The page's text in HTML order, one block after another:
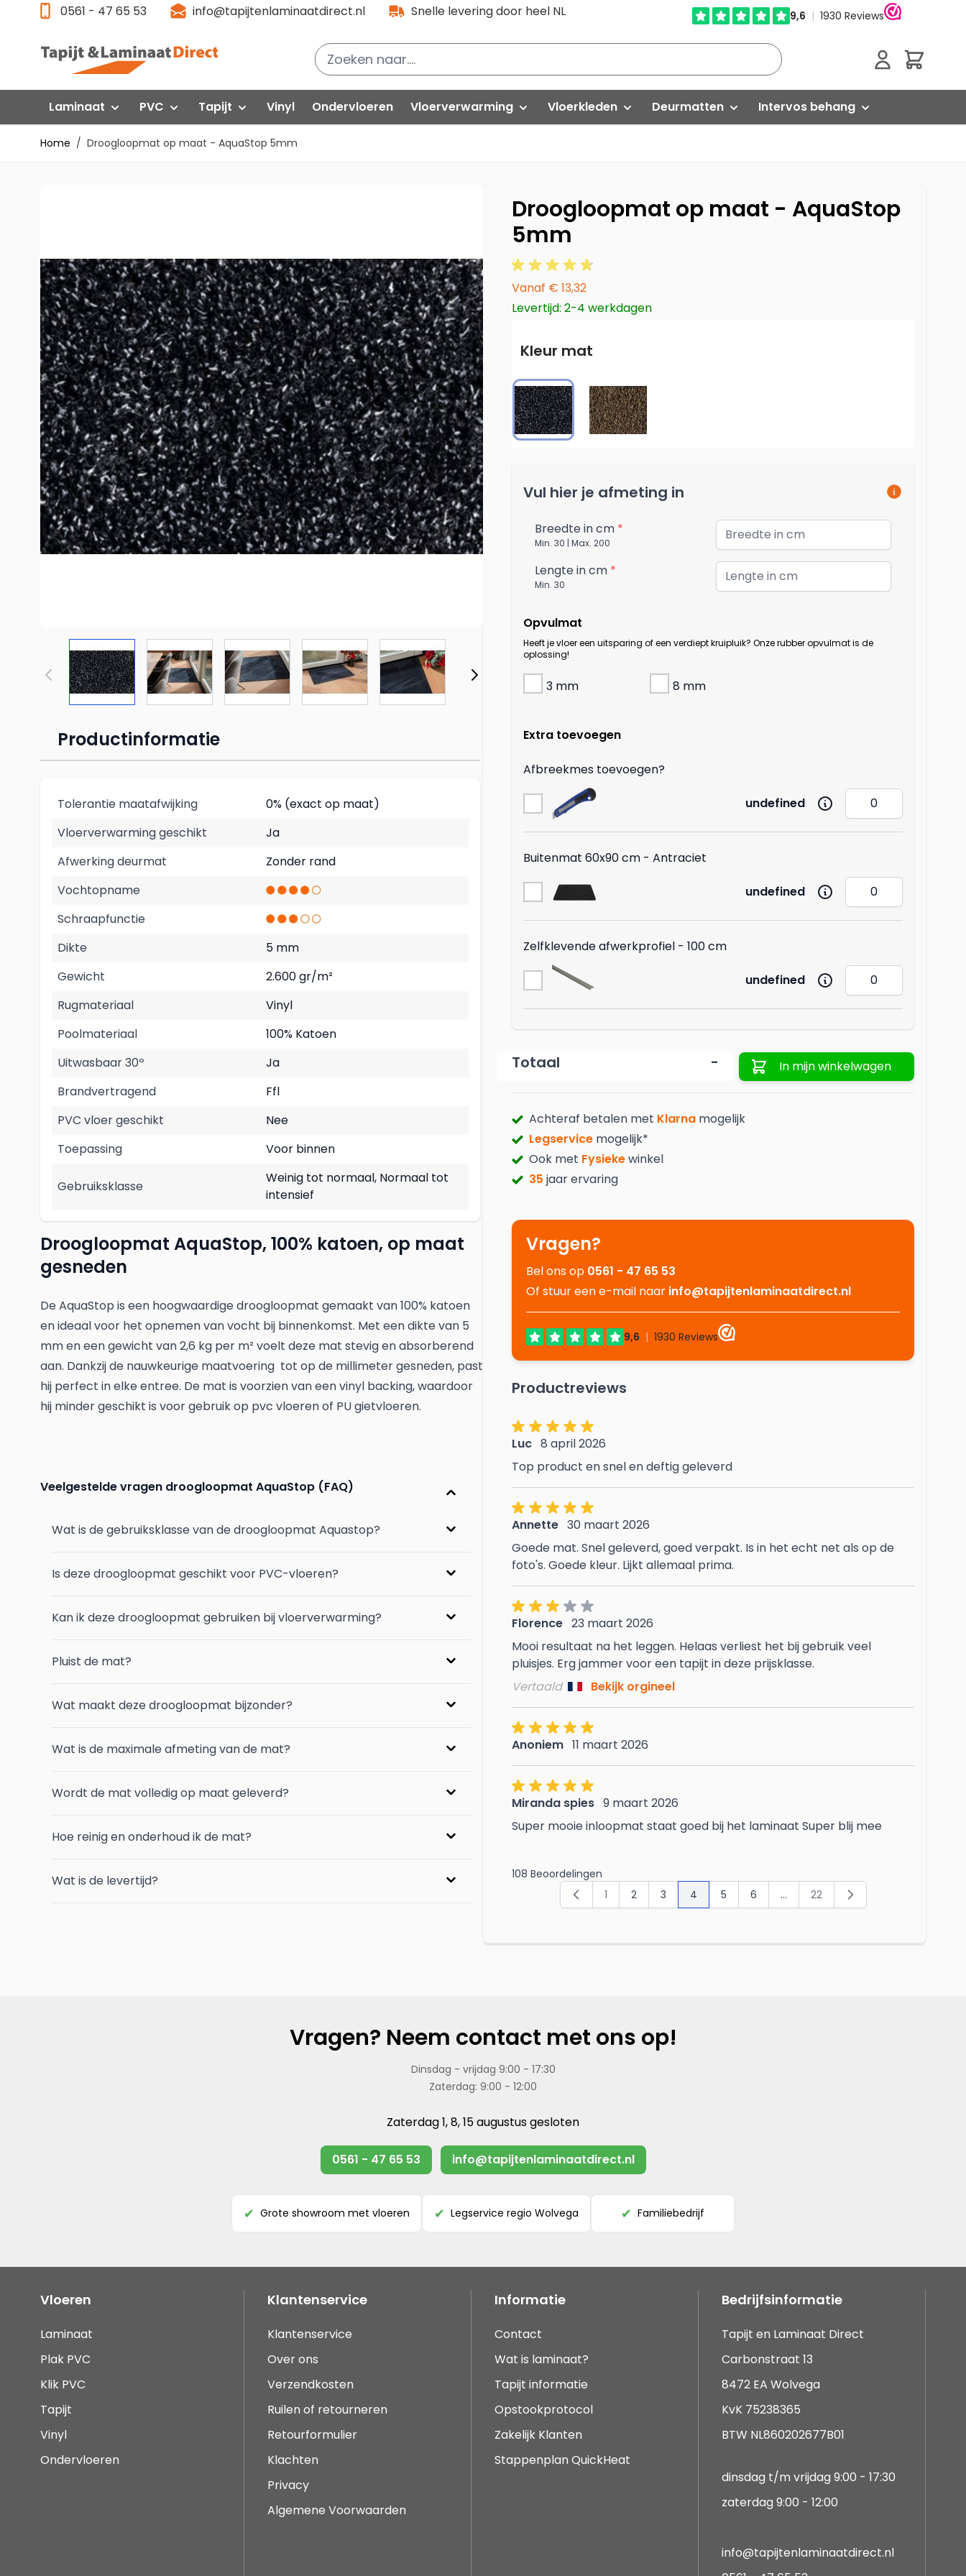
Ga direct door naar de inhoud
0561 - 47 65 53 info@tapijtenlaminaatdirect.nl Snelle levering door heel NL
Cart
Laminaat
Swiss Krono
Meister
PVC
Gelasta
Vivafloors
COREtec
Gelasta
Vivafloors
Tapijt Vinyl Ondervloeren Vloerverwarming
Thermostaat-unit
Isolatieplaten
Vloerkleden
Hoogpolig
Modern
Vintage
Rond vloerkleed
Deurmatten
Schoonloopmatten
Intervos behang
Vliesbehang
Home / Droogloopmat op maat - AquaStop 5mm
Productinformatie
Tolerantie maatafwijking
0% (exact op maat)
Vloerverwarming geschikt
Ja
Afwerking deurmat
Zonder rand
Vochtopname
Schraapfunctie
Dikte
5 mm
Gewicht
2.600 gr/m²
Rugmateriaal
Vinyl
Poolmateriaal
100% Katoen
Uitwasbaar 30º
Ja
Brandvertragend
Ffl
PVC vloer geschikt
Nee
Toepassing
Voor binnen
Gebruiksklasse
Weinig tot normaal, Normaal tot
intensief
Droogloopmat AquaStop, 100% katoen, op maat
gesneden
De AquaStop is een hoogwaardige droogloopmat gemaakt van 100% katoen
en ideaal voor het opnemen van vocht bij binnenkomst. Met een dikte van 5
mm en een gewicht van 2,6 kg per m² voelt deze mat stevig en absorberend
aan. Dankzij de nauwkeurige maatvoering tot op de millimeter gesneden, past
hij perfect in elke entree. De mat is voorzien van een vinyl backing, waardoor
hij minder geschikt is voor gebruik op pvc vloeren of PU gietvloeren.
Veelgestelde vragen droogloopmat AquaStop (FAQ)
Wat is de gebruiksklasse van de droogloopmat Aquastop?
Is deze droogloopmat geschikt voor PVC-vloeren?
Kan ik deze droogloopmat gebruiken bij vloerverwarming?
Pluist de mat?
Wat maakt deze droogloopmat bijzonder?
Wat is de maximale afmeting van de mat?
Wordt de mat volledig op maat geleverd?
Hoe reinig en onderhoud ik de mat?
Wat is de levertijd?
Droogloopmat op maat - AquaStop
5mm
Vanaf € 13,32
Levertijd: 2-4 werkdagen
Kleur mat
Grafiet Bruin
Vul hier je afmeting in
Breedte in cm *
Min. 30 | Max. 200
Lengte in cm *
Min. 30
Opvulmat
Heeft je vloer een uitsparing of een verdiept kruipluik? Onze rubber opvulmat is de
oplossing!
3 mm 8 mm
Extra toevoegen
Afbreekmes toevoegen?
undefined
Buitenmat 60x90 cm - Antraciet
undefined
Zelfklevende afwerkprofiel - 100 cm
undefined
Totaal - Aantal In mijn winkelwagen
Achteraf betalen met Klarna mogelijk
Legservice mogelijk*
Ook met Fysiekewinkel
35 jaar ervaring
Vragen?
Bel ons op 0561 - 47 65 53
Of stuur een e-mail naar info@tapijtenlaminaatdirect.nl
Productreviews
Luc 8 april 2026
Top product en snel en deftig geleverd
Annette 30 maart 2026
Goede mat. Snel geleverd, goed verpakt. Is in het echt net als op de
foto's. Goede kleur. Lijkt allemaal prima.
Florence 23 maart 2026
Mooi resultaat na het leggen. Helaas verliest het bij gebruik veel
pluisjes. Erg jammer voor een tapijt in deze prijsklasse.
Vertaald
Bekijk orgineel
Anoniem 11 maart 2026
Miranda spies 9 maart 2026
Super mooie inloopmat staat goed bij het laminaat Super blij mee
108 Beoordelingen
Pagina
1 Pagina
2 Pagina
3 Je leest momenteel pagina
4 Pagina
5 Pagina
6 ... Pagina
22
Vragen? Neem contact met ons op!
Dinsdag - vrijdag 9:00 - 17:30
Zaterdag: 9:00 - 12:00
Zaterdag 1, 8, 15 augustus gesloten
0561 - 47 65 53 info@tapijtenlaminaatdirect.nl
✔ Grote showroom met vloeren ✔ Legservice regio Wolvega ✔ Familiebedrijf
Vloeren
Laminaat
Plak PVC
Klik PVC
Tapijt
Vinyl
Ondervloeren
Klantenservice
Klantenservice
Over ons
Verzendkosten
Ruilen of retourneren
Retourformulier
Klachten
Privacy
Algemene Voorwaarden
Informatie
Contact
Wat is laminaat?
Tapijt informatie
Opstookprotocol
Zakelijk Klanten
Stappenplan QuickHeat
Bedrijfsinformatie
Tapijt en Laminaat Direct
Carbonstraat 13
8472 EA Wolvega
KvK 75238365
BTW NL860202677B01
dinsdag t/m vrijdag 9:00 - 17:30
zaterdag 9:00 - 12:00
info@tapijtenlaminaatdirect.nl